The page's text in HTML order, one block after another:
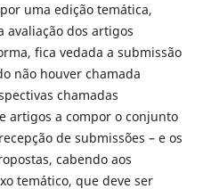
uma edição temática,
avaliação dos artigos
fica vedada a submissão
não houver chamada
chamadas
artigos a compor o conjunto
de submissões – e os
cabendo aos
temático, que deve ser